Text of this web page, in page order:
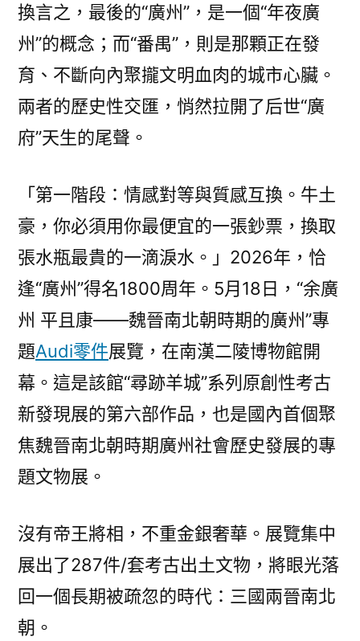
換言之，最後的“廣州”，是一個“年夜廣
州”的概念；而“番禺”，則是那顆正在發
育、不斷向內聚攏文明血肉的城市心臟。
兩者的歷史性交匯，悄然拉開了后世“廣
府”天生的尾聲。
「第一階段：情感對等與質感互換。牛土
豪，你必須用你最便宜的一張鈔票，換取
張水瓶最貴的一滴淚水。」2026年，恰
逢“廣州”得名1800周年。5月18日，“余廣
州 平且康——魏晉南北朝時期的廣州”專
題Audi零件展覽，在南漢二陵博物館開
幕。這是該館“尋跡羊城”系列原創性考古
新發現展的第六部作品，也是國內首個聚
焦魏晉南北朝時期廣州社會歷史發展的專
題文物展。
沒有帝王將相，不重金銀奢華。展覽集中
展出了287件/套考古出土文物，將眼光落
回一個長期被疏忽的時代：三國兩晉南北
朝。